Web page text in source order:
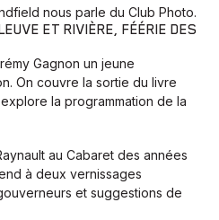
nous parle du Club Photo.
ET RIVIÈRE, FÉÉRIE DES
Gagnon un jeune
On couvre la sortie du livre
la programmation de la
au Cabaret des années
à deux vernissages
et suggestions de